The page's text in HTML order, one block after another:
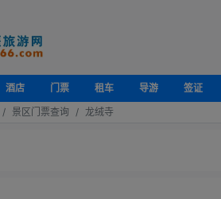
酒店 门票 租车 导游 签证
景区门票查询 龙绒寺